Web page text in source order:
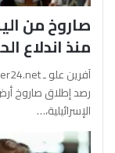
صاروخ من
منذ اندلاع
رصد إطلاق صاروخ
الإسرائيلية،…